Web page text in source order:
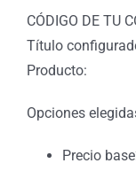
CÓDIGO DE TU
Título
Producto:
Opciones
Precio base